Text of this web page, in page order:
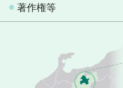
著作権等